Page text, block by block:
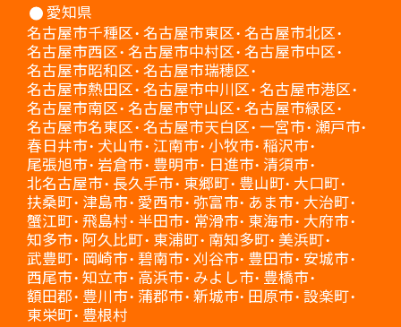
愛知県
名古屋市千種区 名古屋市東区 名古屋市北区
名古屋市西区 名古屋市中村区 名古屋市中区
名古屋市昭和区 名古屋市瑞穂区
名古屋市熱田区 名古屋市中川区 名古屋市港区
名古屋市南区 名古屋市守山区 名古屋市緑区
名古屋市名東区 名古屋市天白区 一宮市 瀬戸市
春日井市 犬山市 江南市 小牧市 稲沢市
尾張旭市 岩倉市 豊明市 日進市 清須市
北名古屋市 長久手市 東郷町 豊山町 大口町
扶桑町 津島市 愛西市 弥富市 あま市 大治町
蟹江町 飛島村 半田市 常滑市 東海市 大府市
知多市 阿久比町 東浦町 南知多町 美浜町
武豊町 岡崎市 碧南市 刈谷市 豊田市 安城市
西尾市 知立市 高浜市 みよし市 豊橋市
額田郡 豊川市 蒲郡市 新城市 田原市 設楽町
東栄町 豊根村